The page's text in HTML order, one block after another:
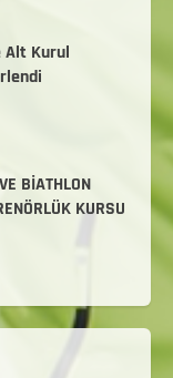
Alt Kurul
BİATHLON
KURSU
Kara,